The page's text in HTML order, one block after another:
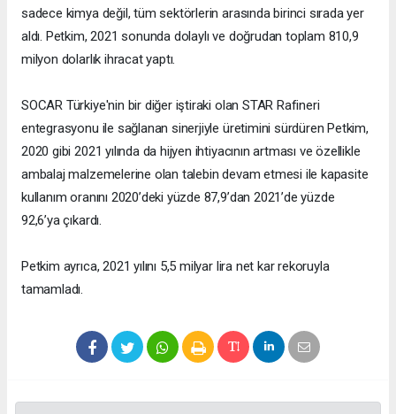
sadece kimya değil, tüm sektörlerin arasında birinci sırada yer
aldı. Petkim, 2021 sonunda dolaylı ve doğrudan toplam 810,9
milyon dolarlık ihracat yaptı.
SOCAR Türkiye'nin bir diğer iştiraki olan STAR Rafineri
entegrasyonu ile sağlanan sinerjiyle üretimini sürdüren Petkim,
2020 gibi 2021 yılında da hijyen ihtiyacının artması ve özellikle
ambalaj malzemelerine olan talebin devam etmesi ile kapasite
kullanım oranını 2020’deki yüzde 87,9’dan 2021’de yüzde
92,6’ya çıkardı.
Petkim ayrıca, 2021 yılını 5,5 milyar lira net kar rekoruyla
tamamladı.